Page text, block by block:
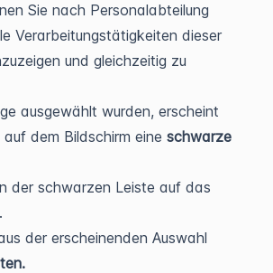
Sie nach Personalabteilung
Verarbeitungstätigkeiten dieser
und gleichzeitig zu
ausgewählt wurden, erscheint
dem Bildschirm eine schwarze
der schwarzen Leiste auf das
.
der erscheinenden Auswahl